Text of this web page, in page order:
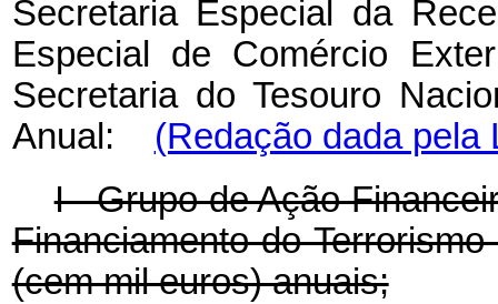
Secretaria Especial da
Especial de Comércio
Secretaria do Tesouro
Anual: (Redação dada pela
I - Grupo de Ação
Financiamento do
(cem mil euros) anuais;